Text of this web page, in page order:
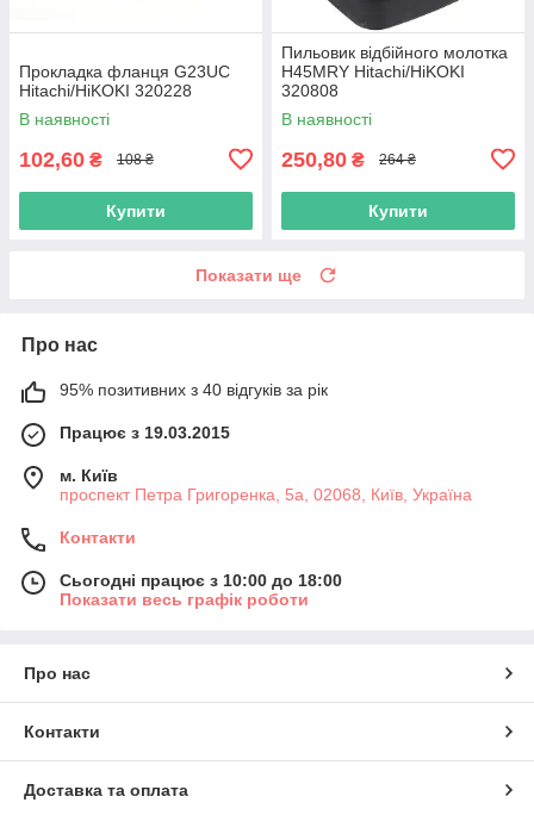
Прокладка фланця G23UC
Hitachi/HiKOKI 320228
В наявності
102,60 ₴ 108 ₴
Купити
Пильовик відбійного молотка
H45MRY Hitachi/HiKOKI
320808
В наявності
250,80 ₴ 264 ₴
Купити
Показати ще
Про нас
95% позитивних з 40 відгуків за рік
Працює з 19.03.2015
м. Київ
проспект Петра Григоренка, 5а, 02068, Київ, Україна
Контакти
Сьогодні працює з 10:00 до 18:00
Показати весь графік роботи
Про нас
Контакти
Доставка та оплата